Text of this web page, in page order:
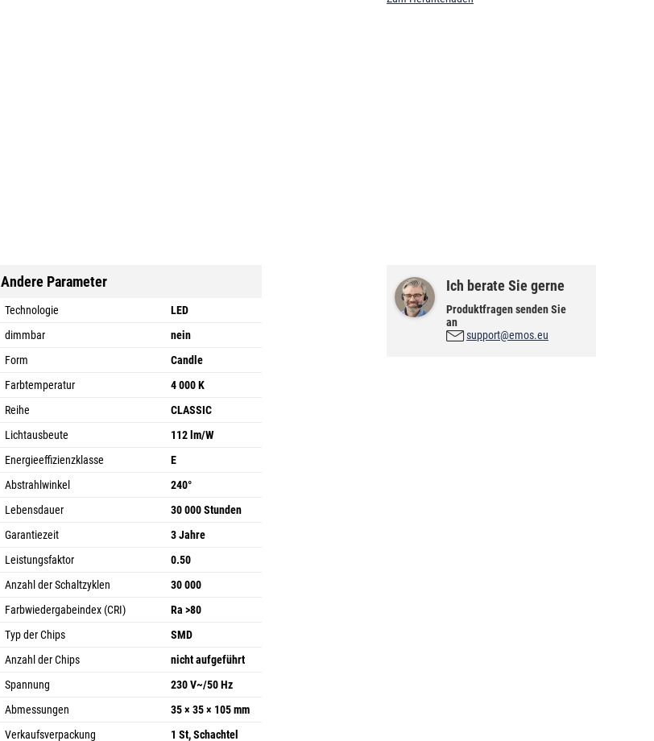
Andere Parameter
Technologie
LED
dimmbar
nein
Form
Candle
Farbtemperatur
4 000 K
Reihe
CLASSIC
Lichtausbeute
112 lm/W
Energieeffizienzklasse
E
Abstrahlwinkel
240°
Lebensdauer
30 000 Stunden
Garantiezeit
3 Jahre
Leistungsfaktor
0.50
Anzahl der Schaltzyklen
30 000
Farbwiedergabeindex (CRI)
Ra >80
Typ der Chips
SMD
Anzahl der Chips
nicht aufgeführt
Spannung
230 V~/50 Hz
Abmessungen
35 × 35 × 105 mm
Verkaufsverpackung
1 St, Schachtel
Ich berate Sie gerne
Produktfragen senden Sie
an
support@emos.eu